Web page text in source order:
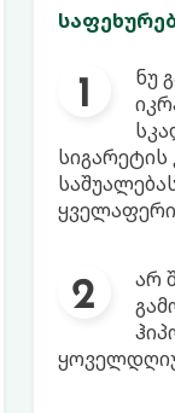
ნუ
სიგარეტის
არ